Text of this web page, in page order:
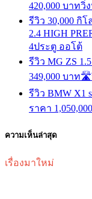
420,000 บาทวิ่
รีวิว 30,000 กิ
2.4 HIGH
4ประตู ออโต้
รีวิว MG ZS
349,000 บาท🛣️
รีวิว BMW X1
ราคา
ความเห็นล่าสุด
เรื่องมาใหม่